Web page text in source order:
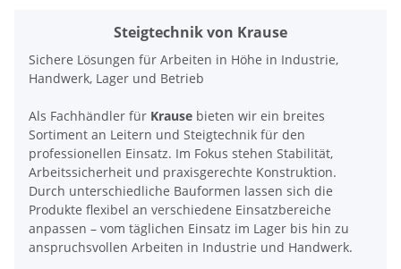
Steigtechnik von Krause
Sichere Lösungen für Arbeiten in Höhe in Industrie,
Handwerk, Lager und Betrieb
Als Fachhändler für Krause bieten wir ein breites
Sortiment an Leitern und Steigtechnik für den
professionellen Einsatz. Im Fokus stehen Stabilität,
Arbeitssicherheit und praxisgerechte Konstruktion.
Durch unterschiedliche Bauformen lassen sich die
Produkte flexibel an verschiedene Einsatzbereiche
anpassen – vom täglichen Einsatz im Lager bis hin zu
anspruchsvollen Arbeiten in Industrie und Handwerk.